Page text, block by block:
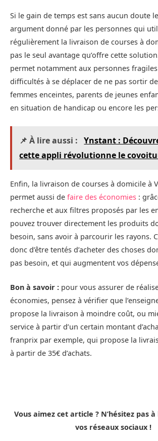
Si le gain de temps est sans aucun doute
argument donné par les personnes qui
régulièrement la livraison de courses à
pas le seul avantage qu’offre cette
permet notamment aux personnes
difficultés à se déplacer de ne pas sortir
femmes enceintes, parents de jeunes
en situation de handicap ou encore les
📌 À lire aussi :
Ynstant :
cette appli révolutionne le
Enfin, la livraison de courses à domicile à
permet aussi de faire des économies :
recherche et aux filtres proposés par les
pouvez trouver directement les produits
besoin, sans avoir à parcourir les rayons.
donc d’être tentés d’acheter des choses
pas besoin, et qui augmentent vos
Bon à savoir : pour vous assurer de
économies, pensez à vérifier que
propose la livraison à moindre coût, ou
service à partir d’un certain montant
franprix par exemple, qui propose la
à partir de 35€ d’achats.
Vous aimez cet article ? N’hésitez pas
vos réseaux sociaux !